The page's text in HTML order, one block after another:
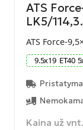
ATS
LK5/
ATS Force-
9.5x19 ET40 5
Kaina už vnt.